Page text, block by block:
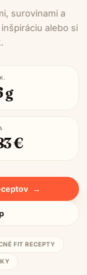
surovinami a
alebo si
g
€
→
FIT RECEPTY